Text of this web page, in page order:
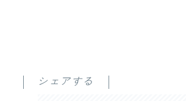
シェアする